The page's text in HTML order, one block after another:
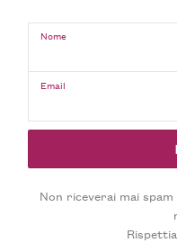
Nome
Email
Non riceverai mai